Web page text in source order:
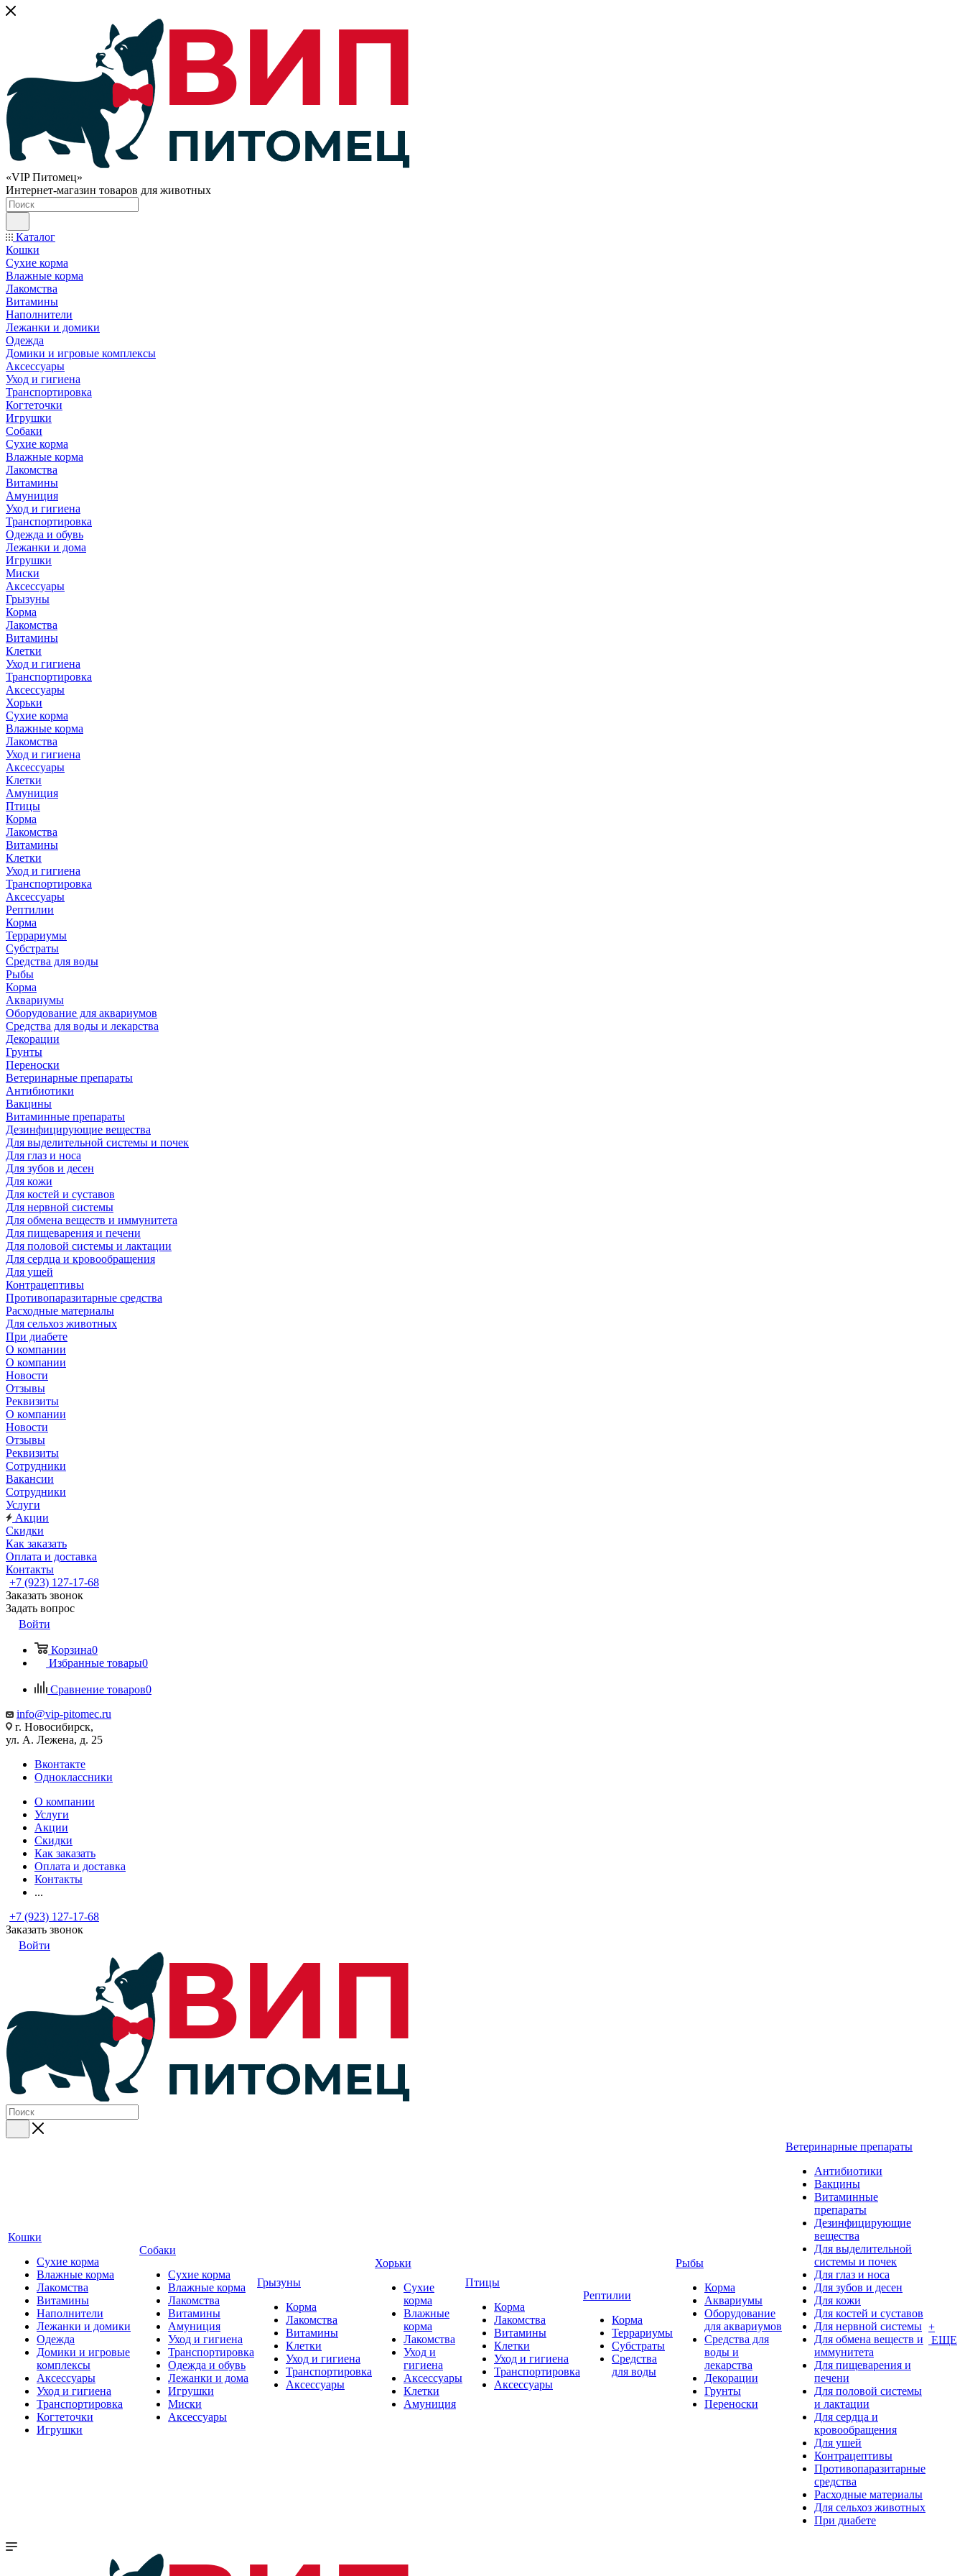
«VIP Питомец»
Интернет-магазин товаров для животных
Каталог
Кошки
Сухие корма
Влажные корма
Лакомства
Витамины
Наполнители
Лежанки и домики
Одежда
Домики и игровые комплексы
Аксессуары
Уход и гигиена
Транспортировка
Когтеточки
Игрушки
Собаки
Сухие корма
Влажные корма
Лакомства
Витамины
Амуниция
Уход и гигиена
Транспортировка
Одежда и обувь
Лежанки и дома
Игрушки
Миски
Аксессуары
Грызуны
Корма
Лакомства
Витамины
Клетки
Уход и гигиена
Транспортировка
Аксессуары
Хорьки
Сухие корма
Влажные корма
Лакомства
Уход и гигиена
Аксессуары
Клетки
Амуниция
Птицы
Корма
Лакомства
Витамины
Клетки
Уход и гигиена
Транспортировка
Аксессуары
Рептилии
Корма
Террариумы
Субстраты
Средства для воды
Рыбы
Корма
Аквариумы
Оборудование для аквариумов
Средства для воды и лекарства
Декорации
Грунты
Переноски
Ветеринарные препараты
Антибиотики
Вакцины
Витаминные препараты
Дезинфицирующие вещества
Для выделительной системы и почек
Для глаз и носа
Для зубов и десен
Для кожи
Для костей и суставов
Для нервной системы
Для обмена веществ и иммунитета
Для пищеварения и печени
Для половой системы и лактации
Для сердца и кровообращения
Для ушей
Контрацептивы
Противопаразитарные средства
Расходные материалы
Для сельхоз животных
При диабете
О компании
О компании
Новости
Отзывы
Реквизиты
О компании
Новости
Отзывы
Реквизиты
Сотрудники
Вакансии
Сотрудники
Услуги
Акции
Скидки
Как заказать
Оплата и доставка
Контакты
+7 (923) 127-17-68
Заказать звонок
Задать вопрос
Войти
Корзина0
Избранные товары0
Сравнение товаров0
info@vip-pitomec.ru
г. Новосибирск,
ул. А. Лежена, д. 25
Вконтакте
Одноклассники
О компании
Услуги
Акции
Скидки
Как заказать
Оплата и доставка
Контакты
...
+7 (923) 127-17-68
Заказать звонок
Войти
Кошки
Сухие корма
Влажные корма
Лакомства
Витамины
Наполнители
Лежанки и домики
Одежда
Домики и игровые
комплексы
Аксессуары
Уход и гигиена
Транспортировка
Когтеточки
Игрушки
Собаки
Сухие корма
Влажные корма
Лакомства
Витамины
Амуниция
Уход и гигиена
Транспортировка
Одежда и обувь
Лежанки и дома
Игрушки
Миски
Аксессуары
Грызуны
Корма
Лакомства
Витамины
Клетки
Уход и гигиена
Транспортировка
Аксессуары
Хорьки
Сухие
корма
Влажные
корма
Лакомства
Уход и
гигиена
Аксессуары
Клетки
Амуниция
Птицы
Корма
Лакомства
Витамины
Клетки
Уход и гигиена
Транспортировка
Аксессуары
Рептилии
Корма
Террариумы
Субстраты
Средства
для воды
Рыбы
Корма
Аквариумы
Оборудование
для аквариумов
Средства для
воды и
лекарства
Декорации
Грунты
Переноски
Ветеринарные препараты
Антибиотики
Вакцины
Витаминные
препараты
Дезинфицирующие
вещества
Для выделительной
системы и почек
Для глаз и носа
Для зубов и десен
Для кожи
Для костей и суставов
Для нервной системы
Для обмена веществ и
иммунитета
Для пищеварения и
печени
Для половой системы
и лактации
Для сердца и
кровообращения
Для ушей
Контрацептивы
Противопаразитарные
средства
Расходные материалы
Для сельхоз животных
При диабете
+
ЕЩЕ